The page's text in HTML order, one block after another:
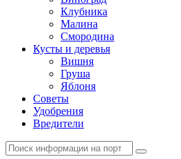
Клубника
Малина
Смородина
Кусты и деревья
Вишня
Груша
Яблоня
Советы
Удобрения
Вредители